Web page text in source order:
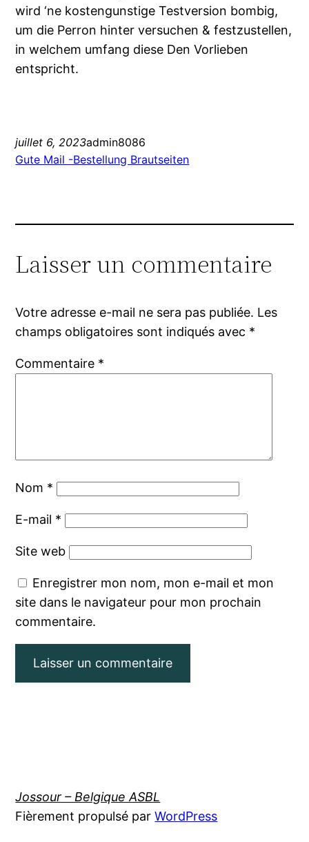
wird ‘ne kostengunstige Testversion bombig,
um die Perron hinter versuchen & festzustellen,
in welchem umfang diese Den Vorlieben
entspricht.
juillet 6, 2023admin8086
Gute Mail -Bestellung Brautseiten
Laisser un commentaire
Votre adresse e-mail ne sera pas publiée. Les
champs obligatoires sont indiqués avec *
Commentaire *
Nom *
E-mail *
Site web
Enregistrer mon nom, mon e-mail et mon
site dans le navigateur pour mon prochain
commentaire.
Jossour – Belgique ASBL
Fièrement propulsé parWordPress